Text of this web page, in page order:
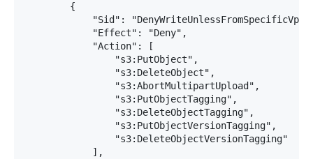
        {
"Sid":
            "Effect": "Deny",
            "Action": [
                "s3:PutObject",
                "s3:DeleteObject",
                "s3:AbortMultipartUpload",
                "s3:PutObjectTagging",
                "s3:DeleteObjectTagging",
                "s3:PutObjectVersionTagging",
                "s3:DeleteObjectVersionTagging"
            ],